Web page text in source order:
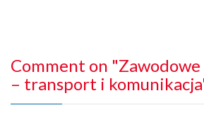
Comment on
– transport i